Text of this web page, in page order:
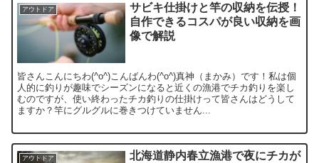
アウトドア
サビキ仕掛けと竿の収納を伝授！
自作できるコスパが良い収納を画
像で解説
皆さんこんにちわ(^o^)こんばんわ(^o^)真神（まかみ）です！私は個
人的に釣りが趣味でシーズンになると近くの漁港でチカ釣りを楽し
むのですが、使い終わったチカ釣りの仕掛けって皆さんはどうして
ますか？竿にグルグルに巻きつけていません...
アウトドア
北海道静内春立漁港で夜にチカが